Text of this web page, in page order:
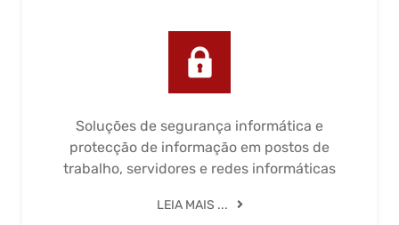
Soluções de segurança informática e
protecção de informação em postos de
trabalho, servidores e redes informáticas
LEIA MAIS ...